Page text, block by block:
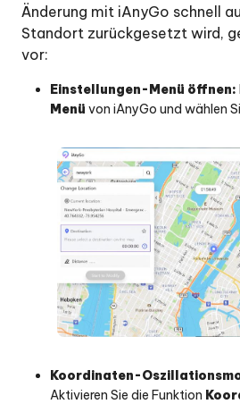
Änderung mit iAnyGo schnell
Standort zurückgesetzt wird,
vor:
Einstellungen-Menü öffnen:
Menü von iAnyGo und wählen
Koordinaten-
Aktivieren Sie die Funktion